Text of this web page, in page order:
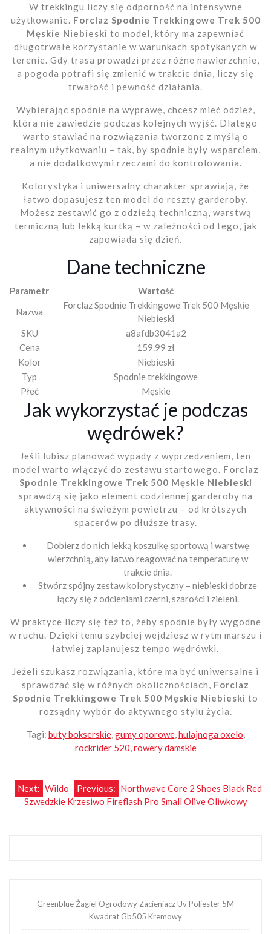
W trekkingu liczy się odporność na intensywne
użytkowanie. Forclaz Spodnie Trekkingowe Trek 500
Męskie Niebieski to model, który ma zapewniać
długotrwałe korzystanie w warunkach spotykanych w
terenie. Gdy trasa prowadzi przez różne nawierzchnie,
a pogoda potrafi się zmienić w trakcie dnia, liczy się
trwałość i pewność działania.
Wybierając spodnie na wyprawę, chcesz mieć odzież,
która nie zawiedzie podczas kolejnych wyjść. Dlatego
warto stawiać na rozwiązania tworzone z myślą o
realnym użytkowaniu – tak, by spodnie były wsparciem,
a nie dodatkowymi rzeczami do kontrolowania.
Kolorystyka i uniwersalny charakter sprawiają, że
łatwo dopasujesz ten model do reszty garderoby.
Możesz zestawić go z odzieżą techniczną, warstwą
termiczną lub lekką kurtką – w zależności od tego, jak
zapowiada się dzień.
Dane techniczne
Parametr
Wartość
Nazwa
Forclaz Spodnie Trekkingowe Trek 500 Męskie
Niebieski
SKU
a8afdb3041a2
Cena
159.99 zł
Kolor
Niebieski
Typ
Spodnie trekkingowe
Płeć
Męskie
Jak wykorzystać je podczas
wędrówek?
Jeśli lubisz planować wypady z wyprzedzeniem, ten
model warto włączyć do zestawu startowego. Forclaz
Spodnie Trekkingowe Trek 500 Męskie Niebieski
sprawdzą się jako element codziennej garderoby na
aktywności na świeżym powietrzu – od krótszych
spacerów po dłuższe trasy.
Dobierz do nich lekką koszulkę sportową i warstwę
wierzchnią, aby łatwo reagować na temperaturę w
trakcie dnia.
Stwórz spójny zestaw kolorystyczny – niebieski dobrze
łączy się z odcieniami czerni, szarości i zieleni.
W praktyce liczy się też to, żeby spodnie były wygodne
w ruchu. Dzięki temu szybciej wejdziesz w rytm marszu i
łatwiej zaplanujesz tempo wędrówki.
Jeżeli szukasz rozwiązania, które ma być uniwersalne i
sprawdzać się w różnych okolicznościach, Forclaz
Spodnie Trekkingowe Trek 500 Męskie Niebieski to
rozsądny wybór do aktywnego stylu życia.
Tagi: buty bokserskie,gumy oporowe,hulajnoga oxelo,
rockrider 520,rowery damskie
NawigacjaPrevious: Northwave Core 2 Shoes Black Red
Next: Wildo
Szwedzkie Krzesiwo Fireflash Pro Small Olive Oliwkowy
Greenblue Żagiel Ogrodowy Zacieniacz Uv Poliester 5M
Kwadrat Gb505 Kremowy